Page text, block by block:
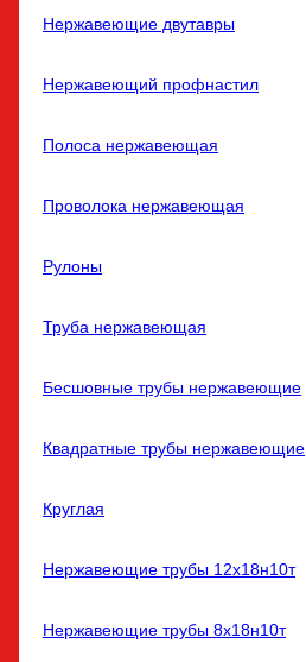
Нержавеющие двутавры
Нержавеющий профнастил
Полоса нержавеющая
Проволока нержавеющая
Рулоны
Труба нержавеющая
Бесшовные трубы нержавеющие
Квадратные трубы нержавеющие
Круглая
Нержавеющие трубы 12х18н10т
Нержавеющие трубы 8х18н10т